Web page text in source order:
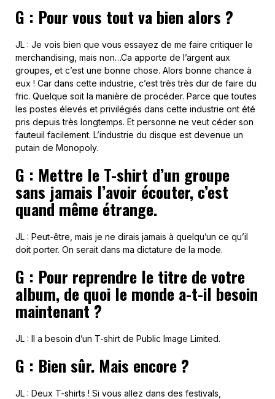
G : Pour vous tout va bien alors ?
JL : Je vois bien que vous essayez de me faire critiquer le
merchandising, mais non…Ca apporte de l’argent aux
groupes, et c’est une bonne chose. Alors bonne chance à
eux ! Car dans cette industrie, c’est très très dur de faire du
fric. Quelque soit la manière de procéder. Parce que toutes
les postes élevés et privilégiés dans cette industrie ont été
pris depuis très longtemps. Et personne ne veut céder son
fauteuil facilement. L’industrie du disque est devenue un
putain de Monopoly.
G : Mettre le T-shirt d’un groupe
sans jamais l’avoir écouter, c’est
quand même étrange.
JL : Peut-être, mais je ne dirais jamais à quelqu’un ce qu’il
doit porter. On serait dans ma dictature de la mode.
G : Pour reprendre le titre de votre
album, de quoi le monde a-t-il besoin
maintenant ?
JL : Il a besoin d’un T-shirt de Public Image Limited.
G : Bien sûr. Mais encore ?
JL : Deux T-shirts ! Si vous allez dans des festivals,